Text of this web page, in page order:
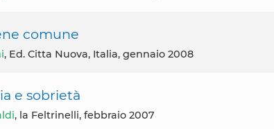
comune
, Ed. Citta Nuova, Italia, gennaio 2008
e sobrietà
, la Feltrinelli, febbraio 2007